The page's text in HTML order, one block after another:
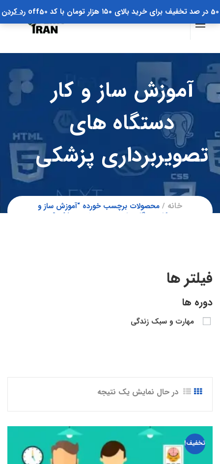
50 در صد تخفیف برای خرید بالای ۱۵۰ هزار تومان با کد off50 رد کردن
آموزش ساز و کار
دستگاه های
تصویربرداری پزشکی
خانه
محصولات برچسب خورده “آموزش ساز و
کار دستگاه های تصویربرداری پزشکی”
در حال نمایش یک نتیجه
تخفیف!
فیلتر ها
دوره ها
مهارت و سبک زندگی